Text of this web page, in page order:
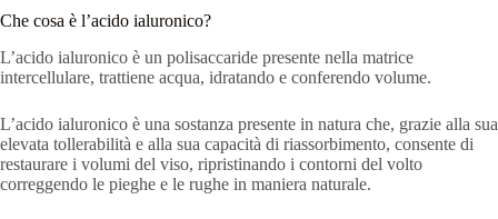
Che cosa è l’acido ialuronico?
L’acido ialuronico è un polisaccaride presente nella matrice
intercellulare, trattiene acqua, idratando e conferendo volume.
L’acido ialuronico è una sostanza presente in natura che, grazie alla sua
elevata tollerabilità e alla sua capacità di riassorbimento, consente di
restaurare i volumi del viso, ripristinando i contorni del volto
correggendo le pieghe e le rughe in maniera naturale.